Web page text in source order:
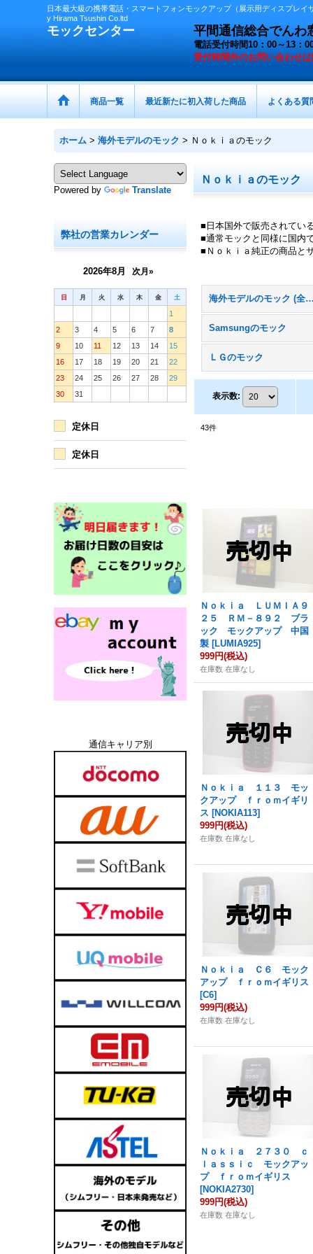
日本最大級の携帯電話・スマートフォンモックアップ（展示用ディスプ
y Hirama Tsushin Co.ltd
モックセンター 平間通信総合でん
電話受付時間10：00～13
受付時間外のお問い合わせ
商品一覧 最近新たに初入荷した商品 よくある質
ホーム > 海外モデルのモック > Ｎｏｋｉａのモック
Powered by Translate
弊社の営業カレンダー
2026年8月 次月»
日 月 火 水 木 金 土
1
2
3 4 5 6 7
8
9
10 11 12 13 14
15
16
17 18 19 20 21
22
23
24 25 26 27 28
29
30
31
定休日
定休日
通信キャリア別
Ｎｏｋｉａのモック
■日本国外で販売されてい
■通常モックと同様に国内
■Ｎｏｋｉａ純正の商品と
海外モデルのモッ
Samsungのモック
ＬＧのモック
表示数:
43件
Ｎｏｋｉａ ＬＵＭＩＡ９
２５ ＲＭ－８９２ ブラ
ック モックアップ 中国
製 [LUMIA925]
999円(税込)
在庫数 在庫なし
Ｎｏｋｉａ １１３ モッ
クアップ ｆｒｏｍイギリ
ス [NOKIA113]
999円(税込)
在庫数 在庫なし
Ｎｏｋｉａ Ｃ６ モック
アップ ｆｒｏｍイギリス
[C6]
999円(税込)
在庫数 在庫なし
Ｎｏｋｉａ ２７３０ ｃ
ｌａｓｓｉｃ モックアッ
プ ｆｒｏｍイギリス
[NOKIA2730]
999円(税込)
在庫数 在庫なし